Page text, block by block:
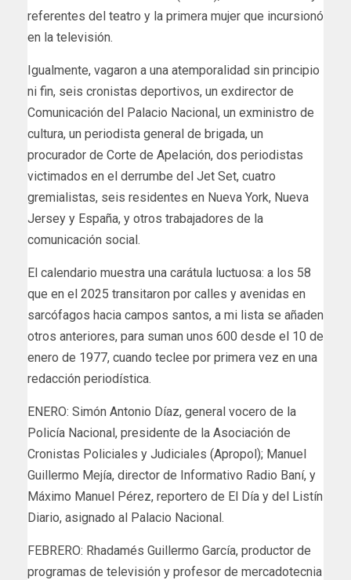
referentes del teatro y la primera mujer que incursionó
en la televisión.
Igualmente, vagaron a una atemporalidad sin principio
ni fin, seis cronistas deportivos, un exdirector de
Comunicación del Palacio Nacional, un exministro de
cultura, un periodista general de brigada, un
procurador de Corte de Apelación, dos periodistas
victimados en el derrumbe del Jet Set, cuatro
gremialistas, seis residentes en Nueva York, Nueva
Jersey y España, y otros trabajadores de la
comunicación social.
El calendario muestra una carátula luctuosa: a los 58
que en el 2025 transitaron por calles y avenidas en
sarcófagos hacia campos santos, a mi lista se añaden
otros anteriores, para suman unos 600 desde el 10 de
enero de 1977, cuando teclee por primera vez en una
redacción periodística.
ENERO: Simón Antonio Díaz, general vocero de la
Policía Nacional, presidente de la Asociación de
Cronistas Policiales y Judiciales (Apropol); Manuel
Guillermo Mejía, director de Informativo Radio Baní, y
Máximo Manuel Pérez, reportero de El Día y del Listín
Diario, asignado al Palacio Nacional.
FEBRERO: Rhadamés Guillermo García, productor de
programas de televisión y profesor de mercadotecnia